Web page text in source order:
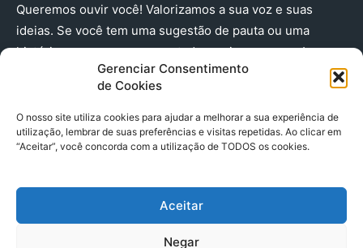
Gerenciar Consentimento
de Cookies
O nosso site utiliza cookies para ajudar a melhorar a sua experiência de
utilização, lembrar de suas preferências e visitas repetidas. Ao clicar em
“Aceitar”, você concorda com a utilização de TODOS os cookies.
Aceitar
Negar
Queremos ouvir você! Valorizamos a sua voz e suas
ideias. Se você tem uma sugestão de pauta ou uma
história que merece ser contada, envie-nos agora!
(91) 98224 - 3111
© 2025 A Província do Pará CNPJ: 04.901.141/0001-36 End .
Trav. Quintino Bocaiuva 2301, Ed. Rogério Fernandez – Sala